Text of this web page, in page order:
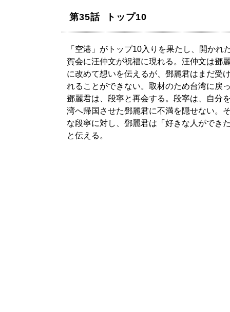
第35話 トップ10
「空港」がトップ10入りを果たし、開かれ
賀会に汪仲文が祝福に現れる。汪仲文は鄧
に改めて想いを伝えるが、鄧麗君はまだ受
れることができない。取材のため台湾に戻
鄧麗君は、段寧と再会する。段寧は、自分
湾へ帰国させた鄧麗君に不満を隠せない。
な段寧に対し、鄧麗君は「好きな人ができ
と伝える。